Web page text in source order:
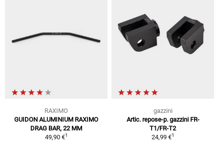
RAXIMO
GUIDON ALUMINIUM RAXIMO
DRAG BAR, 22 MM
49,90 €1
gazzini
Artic. repose-p. gazzini FR-
T1/FR-T2
24,99 €1